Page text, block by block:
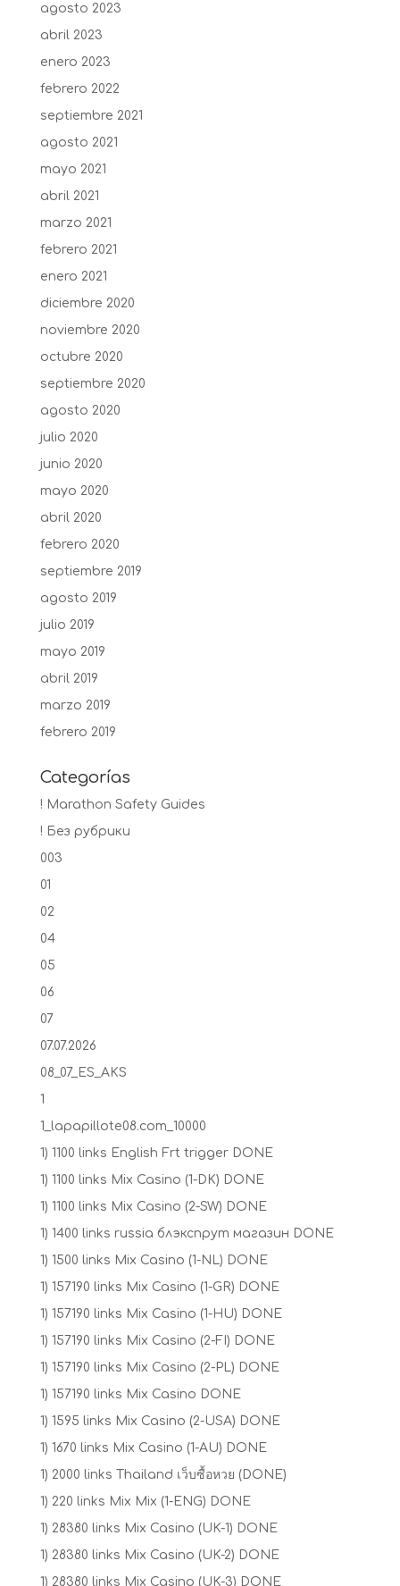
agosto 2023
abril 2023
enero 2023
febrero 2022
septiembre 2021
agosto 2021
mayo 2021
abril 2021
marzo 2021
febrero 2021
enero 2021
diciembre 2020
noviembre 2020
octubre 2020
septiembre 2020
agosto 2020
julio 2020
junio 2020
mayo 2020
abril 2020
febrero 2020
septiembre 2019
agosto 2019
julio 2019
mayo 2019
abril 2019
marzo 2019
febrero 2019
Categorías
! Marathon Safety Guides
! Без рубрики
003
01
02
04
05
06
07
07.07.2026
08_07_ES_AKS
1
1_lapapillote08.com_10000
1) 1100 links English Frt trigger DONE
1) 1100 links Mix Casino (1-DK) DONE
1) 1100 links Mix Casino (2-SW) DONE
1) 1400 links russia блэкспрут магазин DONE
1) 1500 links Mix Casino (1-NL) DONE
1) 157190 links Mix Casino (1-GR) DONE
1) 157190 links Mix Casino (1-HU) DONE
1) 157190 links Mix Casino (2-FI) DONE
1) 157190 links Mix Casino (2-PL) DONE
1) 157190 links Mix Casino DONE
1) 1595 links Mix Casino (2-USA) DONE
1) 1670 links Mix Casino (1-AU) DONE
1) 2000 links Thailand เว็บซื้อหวย (DONE)
1) 220 links Mix Mix (1-ENG) DONE
1) 28380 links Mix Casino (UK-1) DONE
1) 28380 links Mix Casino (UK-2) DONE
1) 28380 links Mix Casino (UK-3) DONE